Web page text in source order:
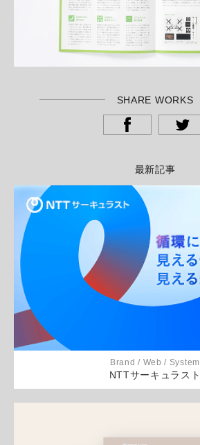
SHARE WORKS
最新記事
Brand / Web / System
NTTサーキュラスト